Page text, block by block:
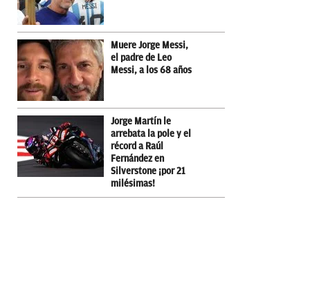
Muere Jorge Messi,
el padre de Leo
Messi, a los 68 años
Jorge Martín le
arrebata la pole y el
récord a Raúl
Fernández en
Silverstone ¡por 21
milésimas!